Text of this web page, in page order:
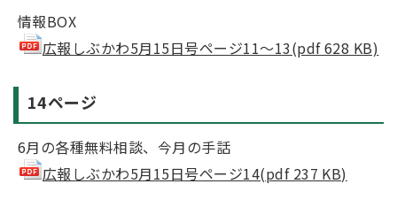
情報BOX
広報しぶかわ5月15日号ページ11～13(pdf 628 KB)
14ページ
6月の各種無料相談、今月の手話
広報しぶかわ5月15日号ページ14(pdf 237 KB)